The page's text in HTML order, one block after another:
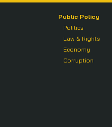
Public Policy
Politics
Law & Rights
Economy
Corruption